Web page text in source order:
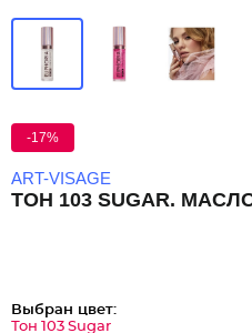
-17%
ART-VISAGE
ТОН 103 SUGAR.
Выбран цвет:
Тон 103 Sugar